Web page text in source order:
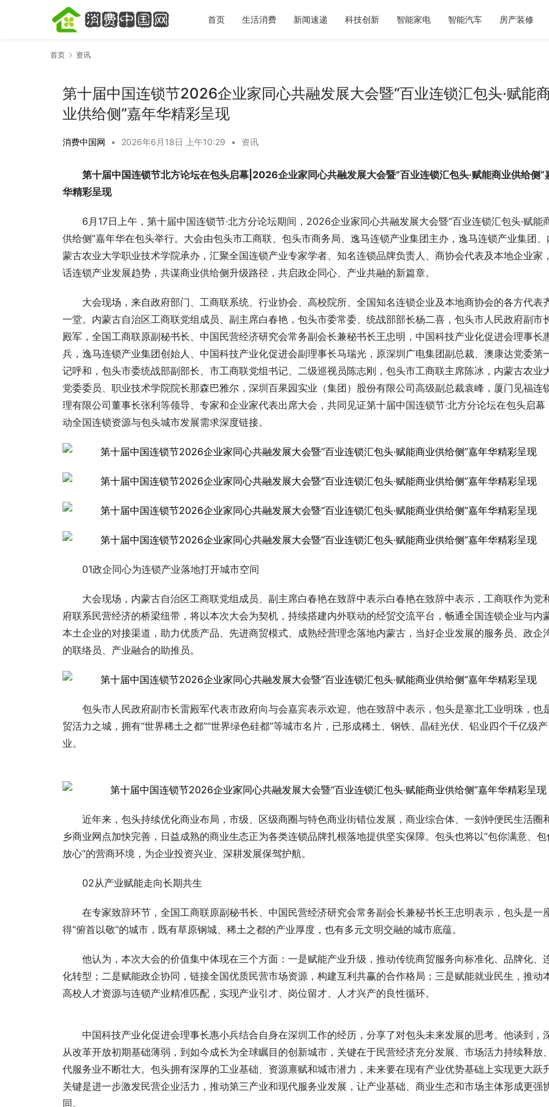
首页 生活消费 新闻速递 科技创新 智能家电 智能汽车 房产装修
首页 资讯
第十届中国连锁节2026企业家同心共融发展大会暨“百业连锁汇包头·赋能
业供给侧”嘉年华精彩呈现
消费中国网 • 2026年6月18日 上午10:29 • 资讯
第十届中国连锁节北方论坛在包头启幕|2026企业家同心共融发展大会暨“百业连锁汇包头·赋能商业供给侧”
华精彩呈现
6月17日上午，第十届中国连锁节·北方分论坛期间，2026企业家同心共融发展大会暨“百业连锁汇包头·赋能
供给侧”嘉年华在包头举行。大会由包头市工商联、包头市商务局、逸马连锁产业集团主办，逸马连锁产业集团、
蒙古农业大学职业技术学院承办，汇聚全国连锁产业专家学者、知名连锁品牌负责人、商协会代表及本地企业家
话连锁产业发展趋势，共谋商业供给侧升级路径，共启政企同心、产业共融的新篇章。
大会现场，来自政府部门、工商联系统、行业协会、高校院所、全国知名连锁企业及本地商协会的各方代表
一堂。内蒙古自治区工商联党组成员、副主席白春艳，包头市委常委、统战部部长杨二喜，包头市人民政府副市
殿军，全国工商联原副秘书长、中国民营经济研究会常务副会长兼秘书长王忠明，中国科技产业化促进会理事长
兵，逸马连锁产业集团创始人、中国科技产业化促进会副理事长马瑞光，原深圳广电集团副总裁、澳康达党委第
记呼和，包头市委统战部副部长、市工商联党组书记、二级巡视员陈志刚，包头市工商联主席陈冰，内蒙古农业
党委委员、职业技术学院院长那森巴雅尔，深圳百果园实业（集团）股份有限公司高级副总裁袁峰，厦门见福连
理有限公司董事长张利等领导、专家和企业家代表出席大会，共同见证第十届中国连锁节·北方分论坛在包头启幕
动全国连锁资源与包头城市发展需求深度链接。
01政企同心为连锁产业落地打开城市空间
大会现场，内蒙古自治区工商联党组成员、副主席白春艳在致辞中表示白春艳在致辞中表示，工商联作为党
府联系民营经济的桥梁纽带，将以本次大会为契机，持续搭建内外联动的经贸交流平台，畅通全国连锁企业与内
本土企业的对接渠道，助力优质产品、先进商贸模式、成熟经营理念落地内蒙古，当好企业发展的服务员、政企
的联络员、产业融合的助推员。
包头市人民政府副市长雷殿军代表市政府向与会嘉宾表示欢迎。他在致辞中表示，包头是塞北工业明珠，也
贸活力之城，拥有“世界稀土之都”“世界绿色硅都”等城市名片，已形成稀土、钢铁、晶硅光伏、铝业四个千亿级产
业。
近年来，包头持续优化商业布局，市级、区级商圈与特色商业街错位发展，商业综合体、一刻钟便民生活圈
乡商业网点加快完善，日益成熟的商业生态正为各类连锁品牌扎根落地提供坚实保障。包头也将以“包你满意、包
放心”的营商环境，为企业投资兴业、深耕发展保驾护航。
02从产业赋能走向长期共生
在专家致辞环节，全国工商联原副秘书长、中国民营经济研究会常务副会长兼秘书长王忠明表示，包头是一
得“俯首以敬”的城市，既有草原钢城、稀土之都的产业厚度，也有多元文明交融的城市底蕴。
他认为，本次大会的价值集中体现在三个方面：一是赋能产业升级，推动传统商贸服务向标准化、品牌化、
化转型；二是赋能政企协同，链接全国优质民营市场资源，构建互利共赢的合作格局；三是赋能就业民生，推动
高校人才资源与连锁产业精准匹配，实现产业引才、岗位留才、人才兴产的良性循环。
中国科技产业化促进会理事长惠小兵结合自身在深圳工作的经历，分享了对包头未来发展的思考。他谈到，
从改革开放初期基础薄弱，到如今成长为全球瞩目的创新城市，关键在于民营经济充分发展、市场活力持续释放
代服务业不断壮大。包头拥有深厚的工业基础、资源禀赋和城市潜力，未来要在现有产业优势基础上实现更大跃
关键是进一步激发民营企业活力，推动第三产业和现代服务业发展，让产业基础、商业生态和市场主体形成更强
同。
完再决定去不去
标准答案，重新定义秋日仪式感
的专属方案与服务体系解析